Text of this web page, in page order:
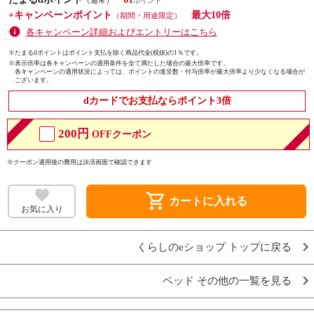
+キャンペーンポイント
（期間・用途限定）
最大10倍
各キャンペーン詳細およびエントリーはこちら
※たまるdポイントはポイント支払を除く商品代金(税抜)の1％です。
※表示倍率は各キャンペーンの適用条件を全て満たした場合の最大倍率です。
各キャンペーンの適用状況によっては、ポイントの進呈数・付与倍率が最大倍率より少なくなる場合が
ございます。
dカードでお支払ならポイント3倍
200円 OFFクーポン
※クーポン適用後の費用は決済画面で確認できます
お気に入り shopping_cart カートに入れる
くらしのeショップ トップに戻る
ベッド その他の一覧を見る